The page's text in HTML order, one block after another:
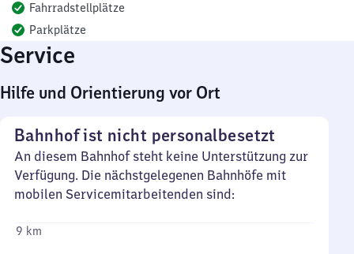
Fahrradstellplätze
Parkplätze
Service
Hilfe und Orientierung vor Ort
Bahnhof ist nicht personalbesetzt
An diesem Bahnhof steht keine Unterstützung zur
Verfügung. Die nächstgelegenen Bahnhöfe mit
mobilen Servicemitarbeitenden sind:
9 km